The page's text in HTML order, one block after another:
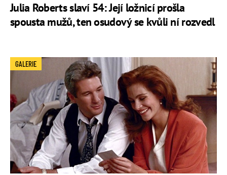
Julia Roberts slaví 54: Její ložnicí prošla
spousta mužů, ten osudový se kvůli ní rozvedl
GALERIE